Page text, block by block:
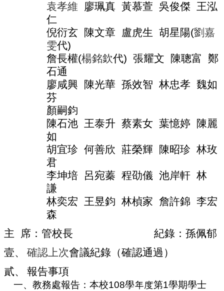
政
議
校
務
袁孝維
廖珮真 黃慕萱 吳俊傑 王泓
仁
倪衍玄 陳文章 盧虎生 胡星陽(劉嘉
雯代)
詹長權(楊銘欽代) 張耀文 陳聰富 鄭
石通
廖咸興
陳光華 孫效智 林忠孝 魏如
芬
顏嗣鈞
陳石池 王泰升 蔡素女 葉憶婷
陳麗
如
胡宜珍 何善欣 莊榮輝 陳昭珍 林玫
君
李坤培 呂宛蓁 程劭儀 池岸軒 林
謙
林奕宏 王昱鈞 林楨家 詹許錦 李宏
森
主
席：管校長
紀錄：孫佩郁
壹、
確認上次會議紀錄（確認通過）
貳、
報告事項
一、 教務處報告：本校108學年度第1學期學士